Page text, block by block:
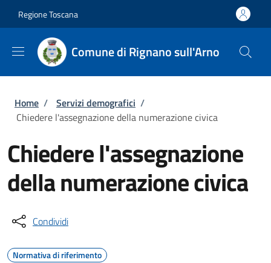
Regione Toscana
Comune di Rignano sull'Arno
Briciole di pane
Home / Servizi demografici /
Chiedere l'assegnazione della numerazione civica
Chiedere l'assegnazione
della numerazione civica
Condividi
Normativa di riferimento